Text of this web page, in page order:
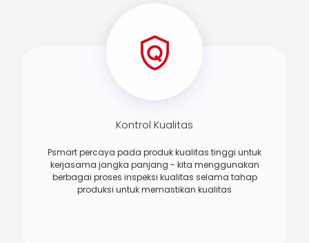
Kontrol Kualitas
Psmart percaya pada produk kualitas tinggi untuk
kerjasama jangka panjang - kita menggunakan
berbagai proses inspeksi kualitas selama tahap
produksi untuk memastikan kualitas